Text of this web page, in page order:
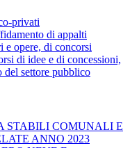
privati
di appalti
opere, di concorsi
di idee e di concessioni,
del settore pubblico
STABILI COMUNALI E
ANNO 2023